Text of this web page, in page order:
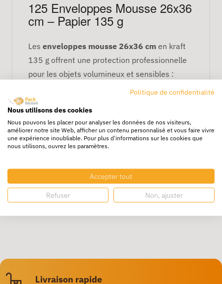
125 Enveloppes Mousse 26x36
cm – Papier 135 g
Les enveloppes mousse 26x36 cm en kraft
135 g offrent une protection professionnelle
pour les objets volumineux et sensibles :
cadres, documents grands formats,
équipements, accessoires électroniques.
Caractéristiques fortes
Kraft 135 g haute résistance
Fermeture adhésive durable
Livraison rapide
Politique de confidentialité
Nous utilisons des cookies
Nous pouvons les placer pour analyser les données de nos visiteurs,
améliorer notre site Web, afficher un contenu personnalisé et vous faire vivre
une expérience inoubliable. Pour plus d'informations sur les cookies que
nous utilisons, ouvrez les paramètres.
Accepter tout
Refuser Non, ajuster